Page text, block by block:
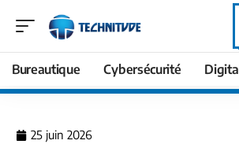
Bureautique Cybersécurité Digital
25 juin 2026